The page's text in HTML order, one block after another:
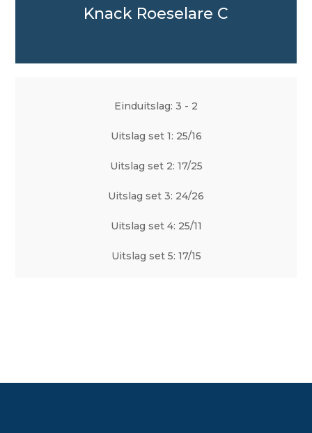
Knack Roeselare C
Einduitslag: 3 - 2
Uitslag set 1: 25/16
Uitslag set 2: 17/25
Uitslag set 3: 24/26
Uitslag set 4: 25/11
Uitslag set 5: 17/15